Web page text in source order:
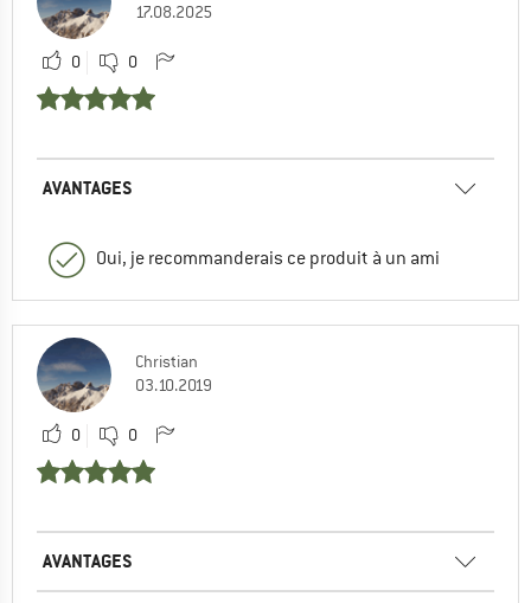
17.08.2025
0 0
AVANTAGES
Oui, je recommanderais ce produit à un ami
Christian
03.10.2019
0 0
AVANTAGES